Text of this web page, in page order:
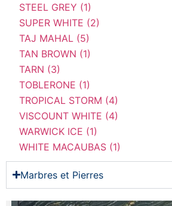
STEEL GREY (1)
SUPER WHITE (2)
TAJ MAHAL (5)
TAN BROWN (1)
TARN (3)
TOBLERONE (1)
TROPICAL STORM (4)
VISCOUNT WHITE (4)
WARWICK ICE (1)
WHITE MACAUBAS (1)
Marbres et Pierres